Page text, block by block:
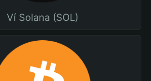
Ví Solana (SOL)